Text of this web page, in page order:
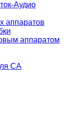
Аудио
аппаратов
аппаратом
СА